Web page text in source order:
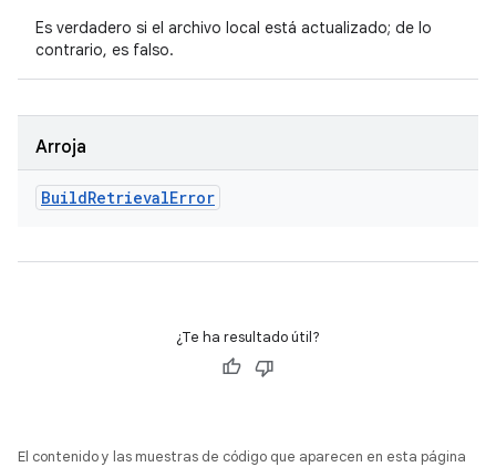
Es verdadero si el archivo local está actualizado; de lo
contrario, es falso.
Arroja
BuildRetrievalError
¿Te ha resultado útil?
El contenido y las muestras de código que aparecen en esta página